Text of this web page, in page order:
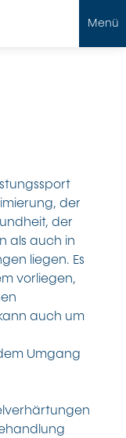
Menü
der
der
als auch in
liegen. Es
vorliegen,
auch um
Umgang